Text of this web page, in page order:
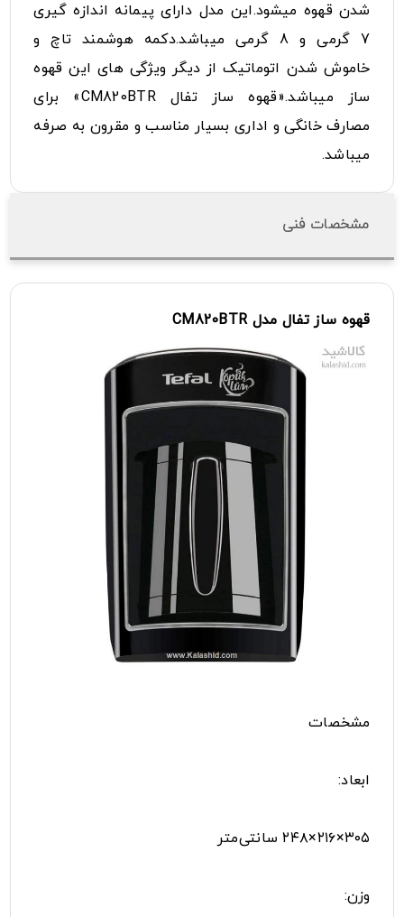
شدن قهوه میشود.این مدل دارای پیمانه اندازه گیری
7 گرمی و 8 گرمی میباشد.دکمه هوشمند تاچ و
خاموش شدن اتوماتیک از دیگر ویژگی های این قهوه
ساز میباشد.«قهوه ساز تفال CM820BTR» برای
مصارف خانگی و اداری بسیار مناسب و مقرون به صرفه
میباشد.
مشخصات فنی
قهوه ساز تفال مدل CM820BTR
مشخصات
ابعاد:
۳۰۵×۲۱۶×۲۴۸ سانتی‌متر
وزن: